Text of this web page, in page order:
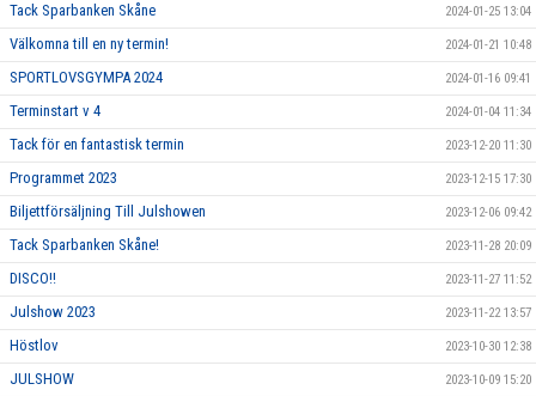
Tack Sparbanken Skåne 2024-01-25 13:04
Välkomna till en ny termin! 2024-01-21 10:48
SPORTLOVSGYMPA 2024 2024-01-16 09:41
Terminstart v 4 2024-01-04 11:34
Tack för en fantastisk termin 2023-12-20 11:30
Programmet 2023 2023-12-15 17:30
Biljettförsäljning Till Julshowen 2023-12-06 09:42
Tack Sparbanken Skåne! 2023-11-28 20:09
DISCO!! 2023-11-27 11:52
Julshow 2023 2023-11-22 13:57
Höstlov 2023-10-30 12:38
JULSHOW 2023-10-09 15:20